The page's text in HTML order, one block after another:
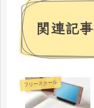
関連記事
フリースクール